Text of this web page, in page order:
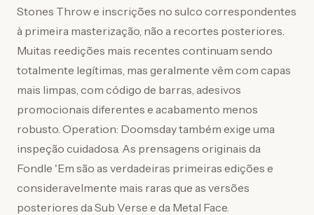
Stones Throw e inscrições no sulco correspondentes
à primeira masterização, não a recortes posteriores.
Muitas reedições mais recentes continuam sendo
totalmente legítimas, mas geralmente vêm com capas
mais limpas, com código de barras, adesivos
promocionais diferentes e acabamento menos
robusto. Operation: Doomsday também exige uma
inspeção cuidadosa. As prensagens originais da
Fondle 'Em são as verdadeiras primeiras edições e
consideravelmente mais raras que as versões
posteriores da Sub Verse e da Metal Face.